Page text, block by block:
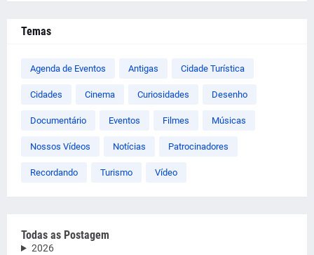
Temas
Agenda de Eventos Antigas Cidade Turística
Cidades Cinema Curiosidades Desenho
Documentário Eventos Filmes Músicas
Nossos Vídeos Notícias Patrocinadores
Recordando Turismo Vídeo
Todas as Postagem
2026